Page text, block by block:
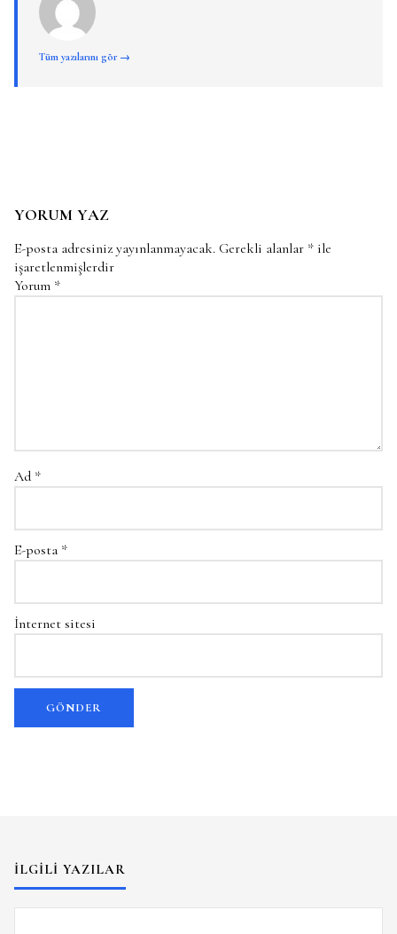
Tüm yazılarını gör →
YORUM YAZ
E-posta adresiniz yayınlanmayacak. Gerekli alanlar * ile
işaretlenmişlerdir
Yorum *
Ad *
E-posta *
İnternet sitesi
İLGILI YAZILAR